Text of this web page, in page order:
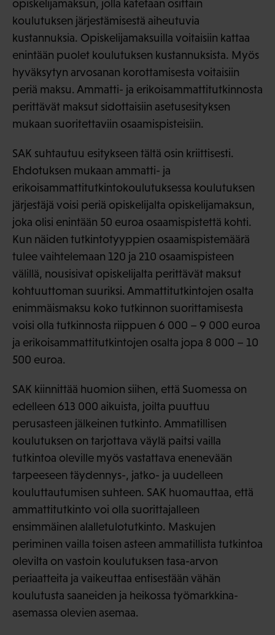
opiskelijamaksun, jolla katetaan osittain
koulutuksen järjestämisestä aiheutuvia
kustannuksia. Opiskelijamaksuilla voitaisiin kattaa
enintään puolet koulutuksen kustannuksista. Myös
hyväksytyn arvosanan korottamisesta voitaisiin
periä maksu. Ammatti- ja erikoisammattitutkinnosta
perittävät maksut sidottaisiin asetusesityksen
mukaan suoritettaviin osaamispisteisiin.
SAK suhtautuu esitykseen tältä osin kriittisesti.
Ehdotuksen mukaan ammatti- ja
erikoisammattitutkintokoulutuksessa koulutuksen
järjestäjä voisi periä opiskelijalta opiskelijamaksun,
joka olisi enintään 50 euroa osaamispistettä kohti.
Kun näiden tutkintotyyppien osaamispistemäärä
tulee vaihtelemaan 120 ja 210 osaamispisteen
välillä, nousisivat opiskelijalta perittävät maksut
kohtuuttoman suuriksi. Ammattitutkintojen osalta
enimmäismaksu koko tutkinnon suorittamisesta
voisi olla tutkinnosta riippuen 6 000 – 9 000 euroa
ja erikoisammattitutkintojen osalta jopa 8 000 – 10
500 euroa.
SAK kiinnittää huomion siihen, että Suomessa on
edelleen 613 000 aikuista, joilta puuttuu
perusasteen jälkeinen tutkinto. Ammatillisen
koulutuksen on tarjottava väylä paitsi vailla
tutkintoa oleville myös vastattava enenevään
tarpeeseen täydennys-, jatko- ja uudelleen
kouluttautumisen suhteen. SAK huomauttaa, että
ammattitutkinto voi olla suorittajalleen
ensimmäinen alalletulotutkinto. Maskujen
periminen vailla toisen asteen ammatillista tutkintoa
olevilta on vastoin koulutuksen tasa-arvon
periaatteita ja vaikeuttaa entisestään vähän
koulutusta saaneiden ja heikossa työmarkkina-
asemassa olevien asemaa.